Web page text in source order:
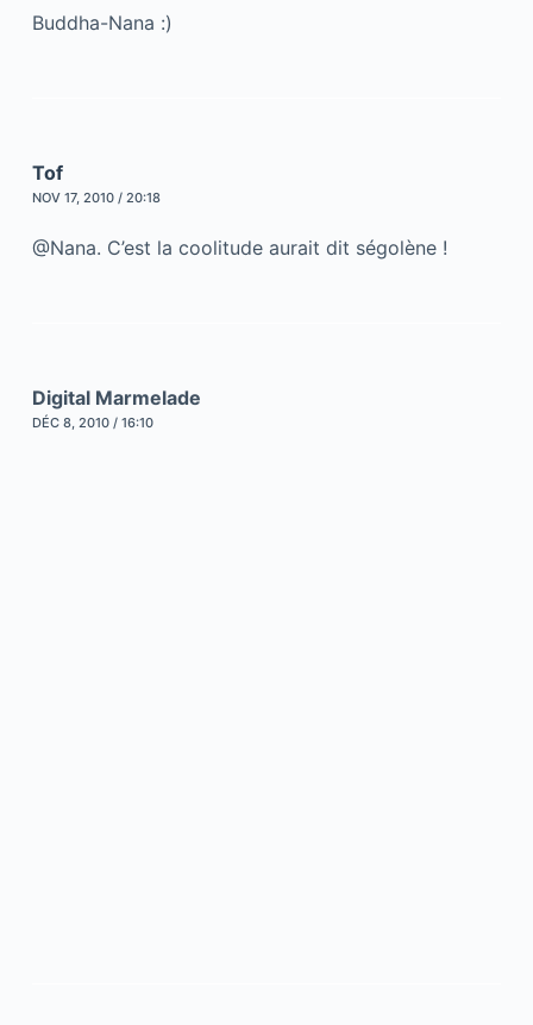
Buddha-Nana :)
Tof
NOV 17, 2010 / 20:18
@Nana. C’est la coolitude aurait dit ségolène !
Digital Marmelade
DÉC 8, 2010 / 16:10